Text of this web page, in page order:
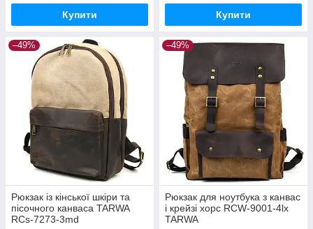
Купити Купити
–49%
Рюкзак із кінської шкіри та
пісочного канваса TARWA
RCs-7273-3md
–49%
Рюкзак для ноутбука з канвас
і крейзі хорс RCW-9001-4lx
TARWA